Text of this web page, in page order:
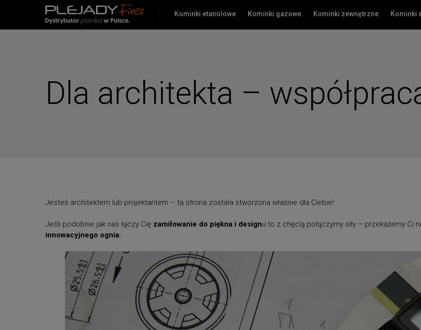
PlejadyMix
Kominki etanolowe Kominki gazowe Kominki zewnętrzne Kominki
Dla architekta –
Jesteś architektem lub projektantem – ta strona została stworzona właśnie dla Ciebie!
Jeśli podobnie jak nas łączy Cię zamiłowanie do piękna i designu to z chęcią połączymy siły – przekażemy
innowacyjnego ognia.